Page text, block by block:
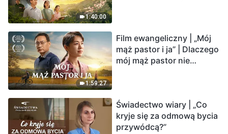
1:40:00
1:59:27
Film ewangeliczny | „Mój
mąż pastor i ja” | Dlaczego
mój mąż pastor nie
Świadectwo wiary | „Co
kryje się za odmową bycia
przywódcą?”